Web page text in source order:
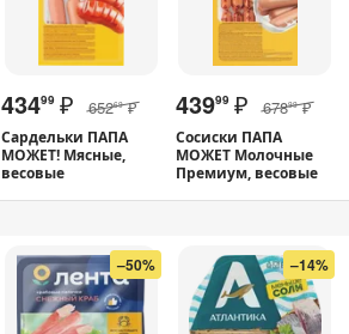
43499 ₽ 65269 ₽
Сардельки ПАПА
МОЖЕТ! Мясные,
весовые
43999 ₽ 67899 ₽
Сосиски ПАПА
МОЖЕТ Молочные
Премиум, весовые
–50% –14%